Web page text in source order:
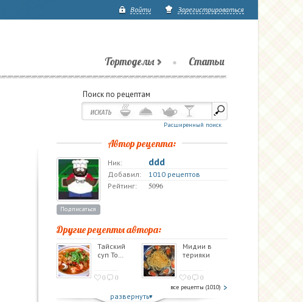
Войти Зарегистрироваться
Тортоделы Статьи
Поиск по рецептам
Расширенный поиск
Автор рецепта:
Подписаться
Ник: ddd
Добавил:
1010 рецептов
Рейтинг:
5096
Другие рецепты автора:
Тайский
суп То…
0 0
Мидии в
терияки
0 0
все рецепты (1010)
развернуть